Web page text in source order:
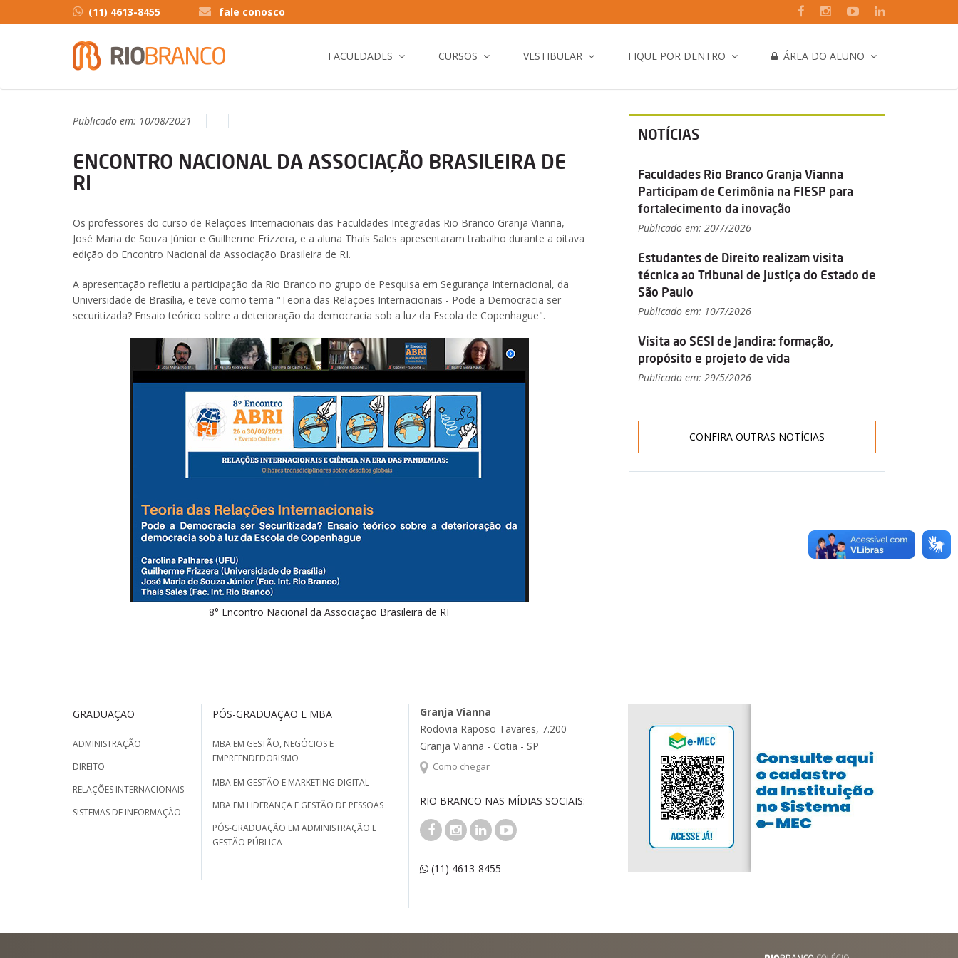
(11) 4613-8455 fale conosco
FACULDADES CURSOS VESTIBULAR FIQUE POR DENTRO ÁREA DO ALUNO
Publicado em: 10/08/2021
ENCONTRO NACIONAL DA ASSOCIAÇÃO BRASILEIRA DE
RI
Os professores do curso de Relações Internacionais das Faculdades Integradas Rio Branco Granja Vianna,
José Maria de Souza Júnior e Guilherme Frizzera, e a aluna Thaís Sales apresentaram trabalho durante a oitava
edição do Encontro Nacional da Associação Brasileira de RI.
A apresentação refletiu a participação da Rio Branco no grupo de Pesquisa em Segurança Internacional, da
Universidade de Brasília, e teve como tema "Teoria das Relações Internacionais - Pode a Democracia ser
securitizada? Ensaio teórico sobre a deterioração da democracia sob a luz da Escola de Copenhague".
8° Encontro Nacional da Associação Brasileira de RI
NOTÍCIAS
Faculdades Rio Branco Granja Vianna
Participam de Cerimônia na FIESP para
fortalecimento da inovação
Publicado em: 20/7/2026
Estudantes de Direito realizam visita
técnica ao Tribunal de Justiça do Estado de
São Paulo
Publicado em: 10/7/2026
Visita ao SESI de Jandira: formação,
propósito e projeto de vida
Publicado em: 29/5/2026
CONFIRA OUTRAS NOTÍCIAS
GRADUAÇÃO
ADMINISTRAÇÃO
DIREITO
RELAÇÕES INTERNACIONAIS
SISTEMAS DE INFORMAÇÃO
PÓS-GRADUAÇÃO E MBA
MBA EM GESTÃO, NEGÓCIOS E
EMPREENDEDORISMO
MBA EM GESTÃO E MARKETING DIGITAL
MBA EM LIDERANÇA E GESTÃO DE PESSOAS
PÓS-GRADUAÇÃO EM ADMINISTRAÇÃO E
GESTÃO PÚBLICA
Granja Vianna
Rodovia Raposo Tavares, 7.200
Granja Vianna - Cotia - SP
Como chegar
RIO BRANCO NAS MÍDIAS SOCIAIS:
(11) 4613-8455